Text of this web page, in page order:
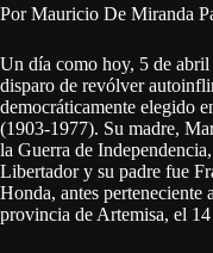
Por Mauricio De Miranda
Un día como hoy, 5 de
disparo de revólver
democráticamente elegido
(1903-1977). Su madre,
la Guerra de
Libertador y su padre fue
Honda, antes perteneciente
provincia de Artemisa, el